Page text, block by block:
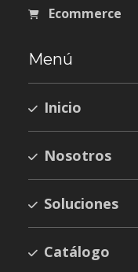
Ecommerce
Menú
Inicio
Nosotros
Soluciones
Catálogo